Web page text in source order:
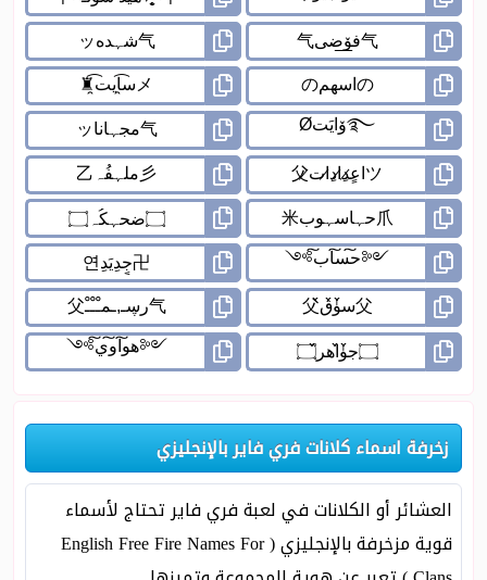
زخرفة اسماء كلانات فري فاير بالإنجليزي
العشائر أو الكلانات في لعبة فري فاير تحتاج لأسماء
قوية مزخرفة بالإنجليزي ( English Free Fire Names For